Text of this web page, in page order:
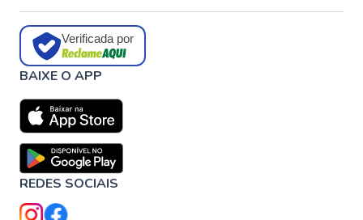
Verificada por
BAIXE O APP
REDES SOCIAIS